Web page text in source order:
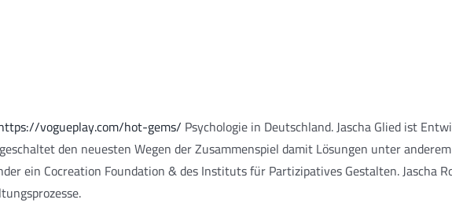
vogueplay.com/hot-gems/ Psychologie in Deutschland. Jascha Glied ist
den neuesten Wegen der Zusammenspiel damit Lösungen unter
ein Cocreation Foundation & des Instituts für Partizipatives Gestalten. Jascha